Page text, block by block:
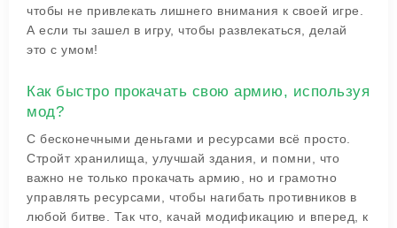
чтобы не привлекать лишнего внимания к своей игре.
А если ты зашел в игру, чтобы развлекаться, делай
это с умом!
Как быстро прокачать свою армию, используя
мод?
С бесконечными деньгами и ресурсами всё просто.
Стройт хранилища, улучшай здания, и помни, что
важно не только прокачать армию, но и грамотно
управлять ресурсами, чтобы нагибать противников в
любой битве. Так что, качай модификацию и вперед, к